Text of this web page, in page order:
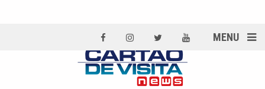
MENU